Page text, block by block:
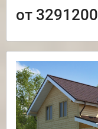
от 3291200